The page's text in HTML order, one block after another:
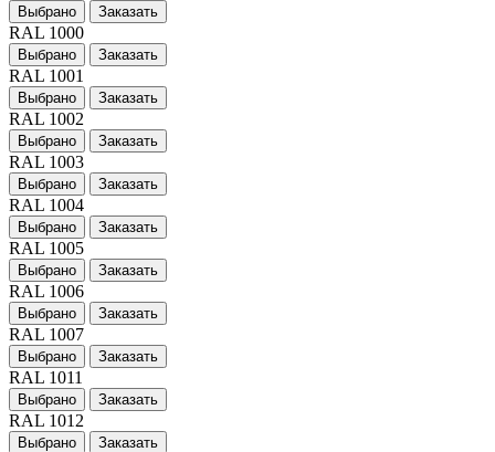
Выбрано Заказать
RAL 1000
Выбрано Заказать
RAL 1001
Выбрано Заказать
RAL 1002
Выбрано Заказать
RAL 1003
Выбрано Заказать
RAL 1004
Выбрано Заказать
RAL 1005
Выбрано Заказать
RAL 1006
Выбрано Заказать
RAL 1007
Выбрано Заказать
RAL 1011
Выбрано Заказать
RAL 1012
Выбрано Заказать